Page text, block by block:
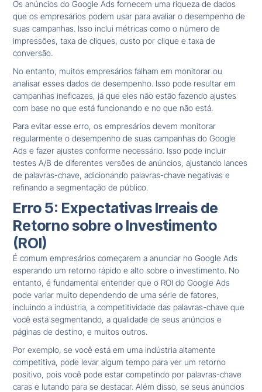
Os anúncios do Google Ads fornecem uma riqueza de dados
que os empresários podem usar para avaliar o desempenho de
suas campanhas. Isso inclui métricas como o número de
impressões, taxa de cliques, custo por clique e taxa de
conversão.
No entanto, muitos empresários falham em monitorar ou
analisar esses dados de desempenho. Isso pode resultar em
campanhas ineficazes, já que eles não estão fazendo ajustes
com base no que está funcionando e no que não está.
Para evitar esse erro, os empresários devem monitorar
regularmente o desempenho de suas campanhas do Google
Ads e fazer ajustes conforme necessário. Isso pode incluir
testes A/B de diferentes versões de anúncios, ajustando lances
de palavras-chave, adicionando palavras-chave negativas e
refinando a segmentação de público.
Erro 5: Expectativas Irreais de
Retorno sobre o Investimento
(ROI)
É comum empresários começarem a anunciar no Google Ads
esperando um retorno rápido e alto sobre o investimento. No
entanto, é fundamental entender que o ROI do Google Ads
pode variar muito dependendo de uma série de fatores,
incluindo a indústria, a competitividade das palavras-chave que
você está segmentando, a qualidade de seus anúncios e
páginas de destino, e muitos outros.
Por exemplo, se você está em uma indústria altamente
competitiva, pode levar algum tempo para ver um retorno
positivo, pois você pode estar competindo por palavras-chave
caras e lutando para se destacar. Além disso, se seus anúncios